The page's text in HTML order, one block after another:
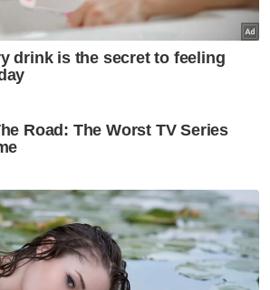
melanggar undang-
tegas akan diambil
katanya.
menyampaikan bantuan
simbolik kepada 30 wakil
pada majlis berkenaan.
perlu ditangani secara harmoni, hak
dihormati - PKPIM
tuan tanah cari kawasan lain - Dr